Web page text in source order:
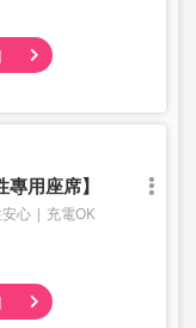
用座席】
心
充電OK